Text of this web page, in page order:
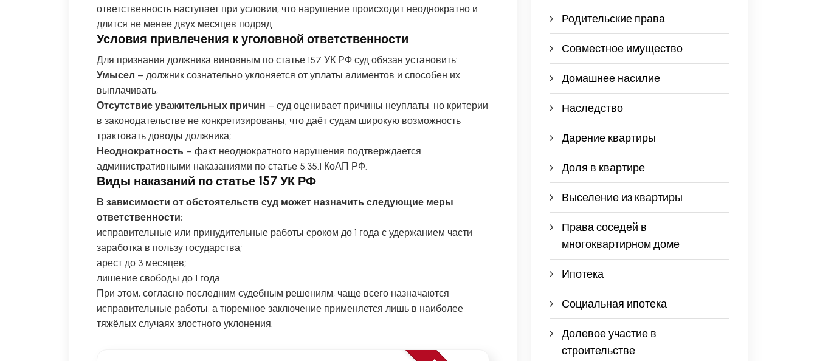
ответственность наступает при условии, что нарушение происходит неоднократно и
длится не менее двух месяцев подряд.
Условия привлечения к уголовной ответственности
Для признания должника виновным по статье 157 УК РФ суд обязан установить:
Умысел – должник сознательно уклоняется от уплаты алиментов и способен их
выплачивать;
Отсутствие уважительных причин – суд оценивает причины неуплаты, но критерии
в законодательстве не конкретизированы, что даёт судам широкую возможность
трактовать доводы должника;
Неоднократность – факт неоднократного нарушения подтверждается
административными наказаниями по статье 5.35.1 КоАП РФ.
Виды наказаний по статье 157 УК РФ
В зависимости от обстоятельств суд может назначить следующие меры
ответственности:
исправительные или принудительные работы сроком до 1 года с удержанием части
заработка в пользу государства;
арест до 3 месяцев;
лишение свободы до 1 года.
При этом, согласно последним судебным решениям, чаще всего назначаются
исправительные работы, а тюремное заключение применяется лишь в наиболее
тяжёлых случаях злостного уклонения.
Родительские права
Совместное имущество
Домашнее насилие
Наследство
Дарение квартиры
Доля в квартире
Выселение из квартиры
Права соседей в
многоквартирном доме
Ипотека
Социальная ипотека
Долевое участие в
строительстве